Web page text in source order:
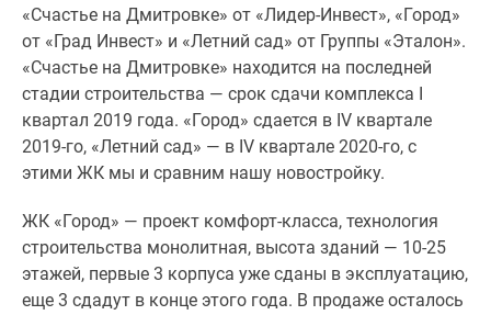
«Счастье на Дмитровке» от «Лидер-Инвест», «Город»
от «Град Инвест» и «Летний сад» от Группы «Эталон».
«Счастье на Дмитровке» находится на последней
стадии строительства — срок сдачи комплекса I
квартал 2019 года. «Город» сдается в IV квартале
2019-го, «Летний сад» — в IV квартале 2020-го, с
этими ЖК мы и сравним нашу новостройку.
ЖК «Город» — проект комфорт-класса, технология
строительства монолитная, высота зданий — 10-25
этажей, первые 3 корпуса уже сданы в эксплуатацию,
еще 3 сдадут в конце этого года. В продаже осталось